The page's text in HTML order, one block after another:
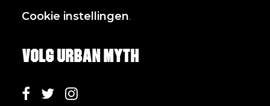
Cookie instellingen.
Volg Urban Myth